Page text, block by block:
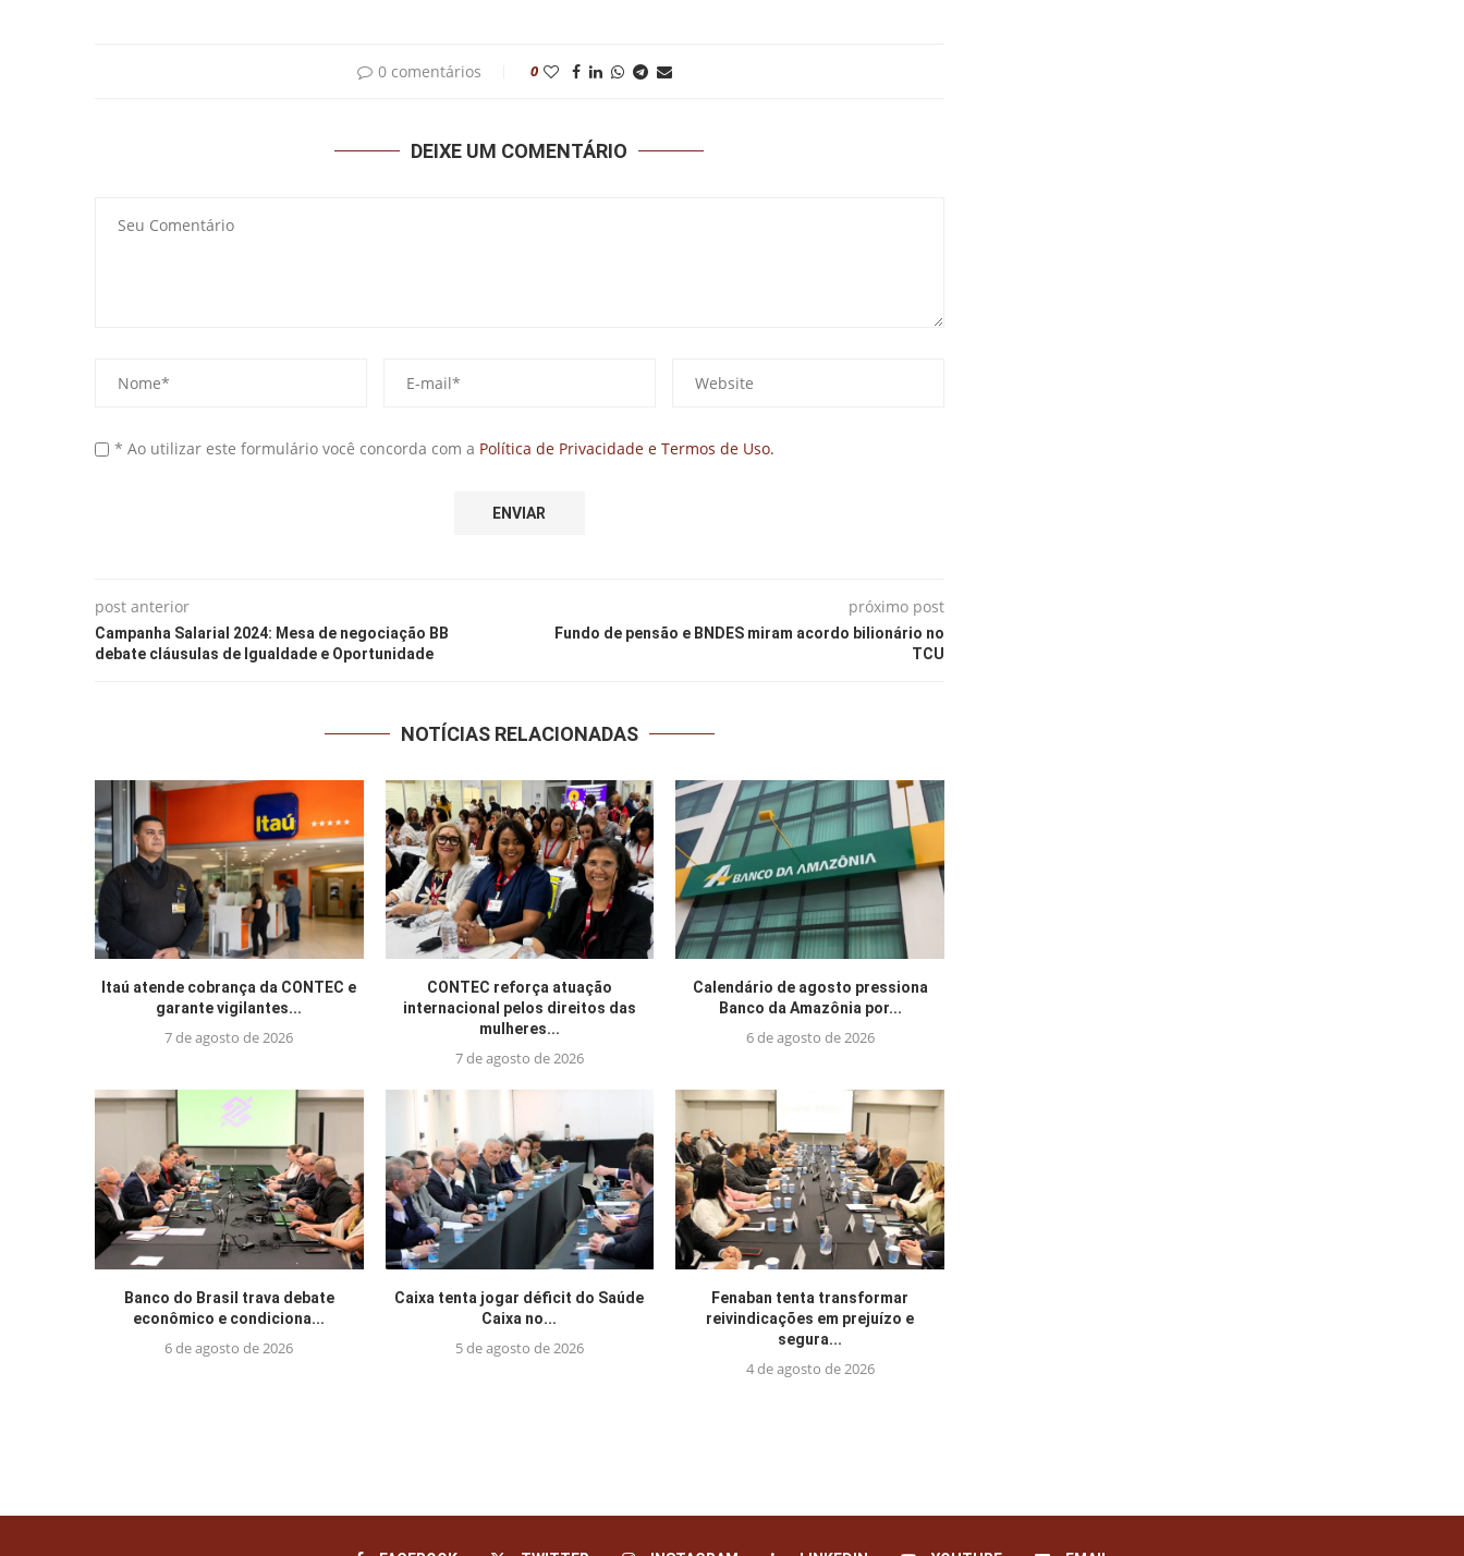
0 comentários 0
DEIXE UM COMENTÁRIO
* Ao utilizar este formulário você concorda com a Política de Privacidade e Termos de Uso.
post anterior
Campanha Salarial 2024: Mesa de negociação BB
debate cláusulas de Igualdade e Oportunidade
próximo post
Fundo de pensão e BNDES miram acordo bilionário no
TCU
NOTÍCIAS RELACIONADAS
Itaú atende cobrança da CONTEC e
garante vigilantes...
7 de agosto de 2026
CONTEC reforça atuação
internacional pelos direitos das
mulheres...
7 de agosto de 2026
Calendário de agosto pressiona
Banco da Amazônia por...
6 de agosto de 2026
Banco do Brasil trava debate
econômico e condiciona...
6 de agosto de 2026
Caixa tenta jogar déficit do Saúde
Caixa no...
5 de agosto de 2026
Fenaban tenta transformar
reivindicações em prejuízo e
segura...
4 de agosto de 2026